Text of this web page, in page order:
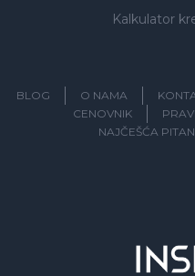
Kalkulator
BLOG O NAMA
CENOVNIK
NAJČEŠĆA